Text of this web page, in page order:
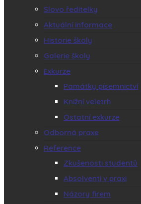
Slovo ředitelky
Aktuální informace
Historie školy
Galerie školy
Exkurze
Památky písemnictví
Knižní veletrh
Ostatní exkurze
Odborná praxe
Reference
Zkušenosti studentů
Absolventi v praxi
Názory firem